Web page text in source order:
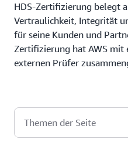
HDS-Zertifizierung belegt
Vertraulichkeit, Integrität
für seine Kunden und
Zertifizierung hat AWS mit
externen Prüfer
Themen der Seite